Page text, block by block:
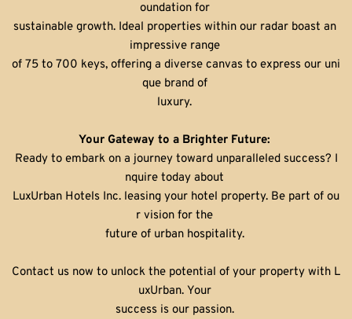
oundation for
sustainable growth. Ideal properties within our radar boast an
impressive range
of 75 to 700 keys, offering a diverse canvas to express our uni
que brand of
luxury.
Your Gateway to a Brighter Future:
Ready to embark on a journey toward unparalleled success? I
nquire today about
LuxUrban Hotels Inc. leasing your hotel property. Be part of ou
r vision for the
future of urban hospitality.
Contact us now to unlock the potential of your property with L
uxUrban. Your
success is our passion.